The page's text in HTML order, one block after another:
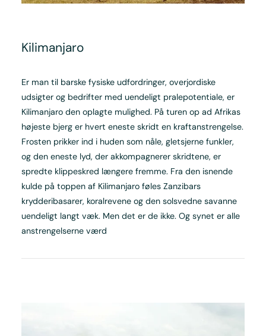
Kilimanjaro
Er man til barske fysiske udfordringer, overjordiske
udsigter og bedrifter med uendeligt pralepotentiale, er
Kilimanjaro den oplagte mulighed. På turen op ad Afrikas
højeste bjerg er hvert eneste skridt en kraftanstrengelse.
Frosten prikker ind i huden som nåle, gletsjerne funkler,
og den eneste lyd, der akkompagnerer skridtene, er
spredte klippeskred længere fremme. Fra den isnende
kulde på toppen af Kilimanjaro føles Zanzibars
krydderibasarer, koralrevene og den solsvedne savanne
uendeligt langt væk. Men det er de ikke. Og synet er alle
anstrengelserne værd